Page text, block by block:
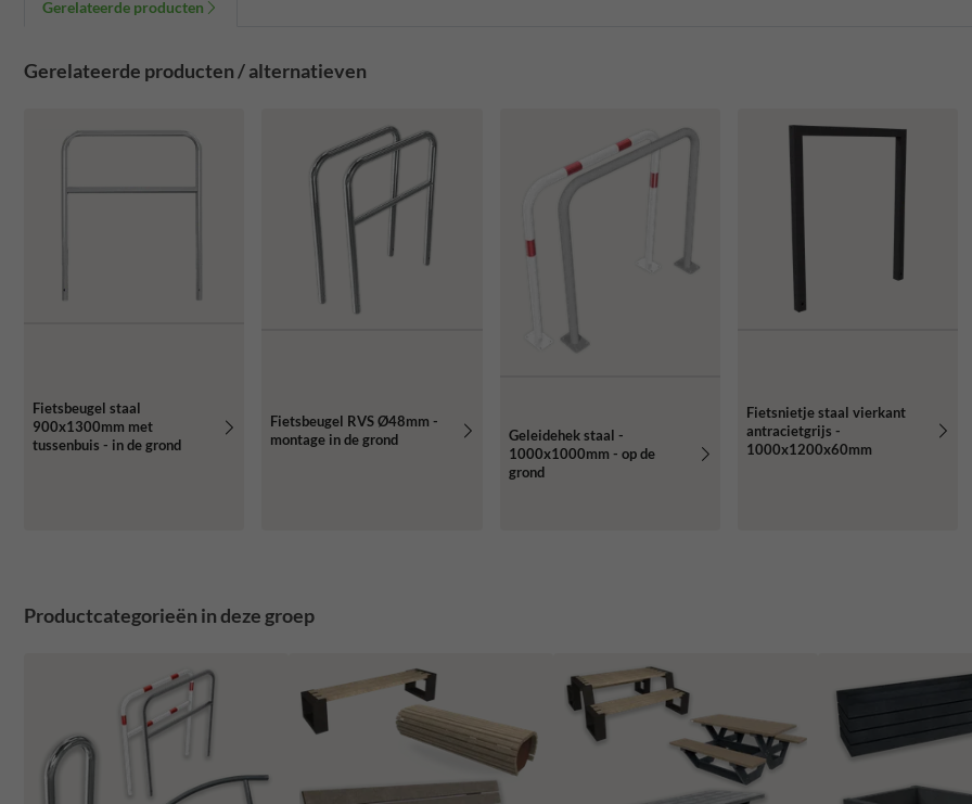
Gerelateerde producten
Gerelateerde producten / alternatieven
Fietsbeugel staal
900x1300mm met
tussenbuis - in de grond
Fietsbeugel RVS Ø48mm -
montage in de grond
Geleidehek staal -
1000x1000mm - op de
grond
Fietsnietje staal vierkant
antracietgrijs -
1000x1200x60mm
Productcategorieën in deze groep